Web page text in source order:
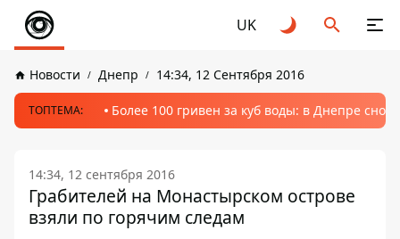
UK
Новости Днепр 14:34, 12 Сентября 2016
ТОПТЕМА: Более 100 гривен за куб воды: в Днепре
14:34, 12 сентября 2016
Грабителей на Монастырском острове
взяли по горячим следам